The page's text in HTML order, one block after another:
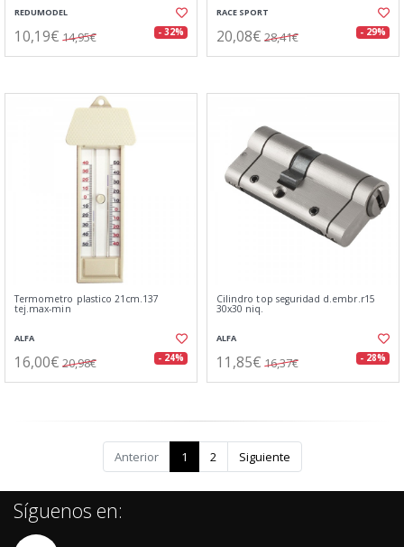
REDUMODEL
10,19€ 14,95€ - 32%
RACE SPORT
20,08€ 28,41€ - 29%
Termometro plastico 21cm.137
tej.max-min
ALFA
16,00€ 20,98€ - 24%
Cilindro top seguridad d.embr.r15
30x30 niq.
ALFA
11,85€ 16,37€ - 28%
Anterior 1 2 Siguiente
Síguenos en: